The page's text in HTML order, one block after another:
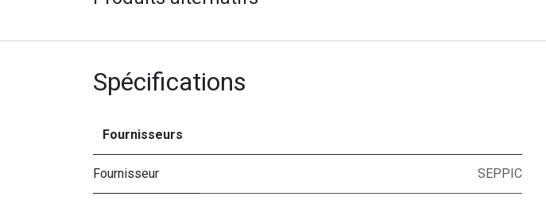
Spécifications
Fournisseurs
Fournisseur SEPPIC